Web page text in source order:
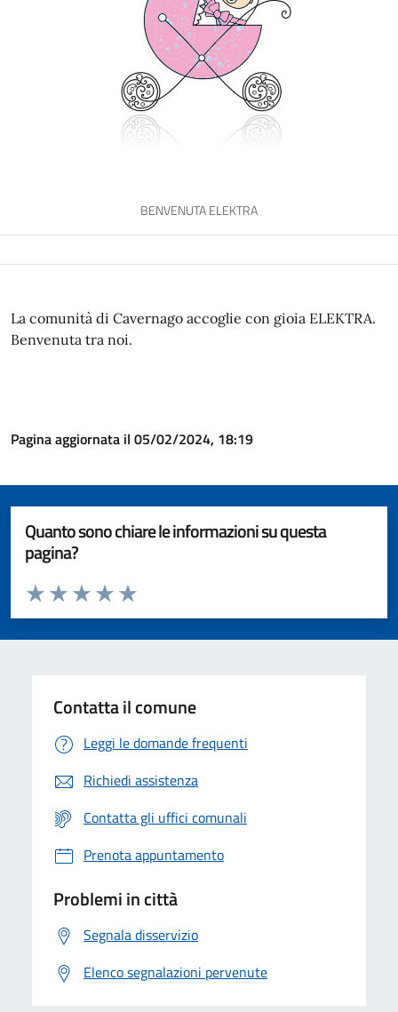
BENVENUTA ELEKTRA
La comunità di Cavernago accoglie con gioia ELEKTRA.
Benvenuta tra noi.
Pagina aggiornata il 05/02/2024, 18:19
Quanto sono chiare le informazioni su questa
pagina?
Valuta da 1 a 5 stelle la pagina
Valuta 5 stelle su 5
Valuta 4 stelle su 5
Valuta 3 stelle su 5
Valuta 2 stelle su 5
Valuta 1 stelle su 5
Contatta il comune
Leggi le domande frequenti
Richiedi assistenza
Contatta gli uffici comunali
Prenota appuntamento
Problemi in città
Segnala disservizio
Elenco segnalazioni pervenute